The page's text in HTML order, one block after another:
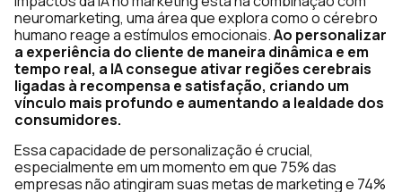
neuromarketing, uma área que explora como o cérebro
humano reage a estímulos emocionais.Ao personalizar
a experiência do cliente de maneira dinâmica e em
tempo real, a IA consegue ativar regiões cerebrais
ligadas à recompensa e satisfação, criando um
vínculo mais profundo e aumentando a lealdade dos
consumidores.
Essa capacidade de personalização é crucial,
especialmente em um momento em que 75% das
empresas não atingiram suas metas de marketing e 74%